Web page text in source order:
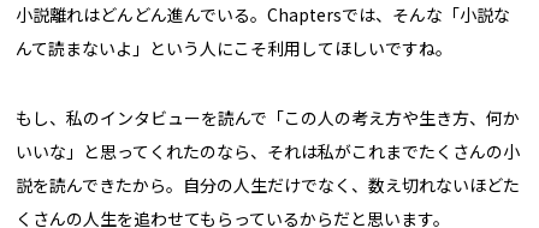
小説離れはどんどん進んでいる。Chaptersでは、そんな「小説な
んて読まないよ」という人にこそ利用してほしいですね。
もし、私のインタビューを読んで「この人の考え方や生き方、何か
いいな」と思ってくれたのなら、それは私がこれまでたくさんの小
説を読んできたから。自分の人生だけでなく、数え切れないほどた
くさんの人生を追わせてもらっているからだと思います。